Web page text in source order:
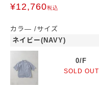
¥12,760税込
カラ―
サイズ
ネイビー(NAVY)
0/F
SOLD OUT